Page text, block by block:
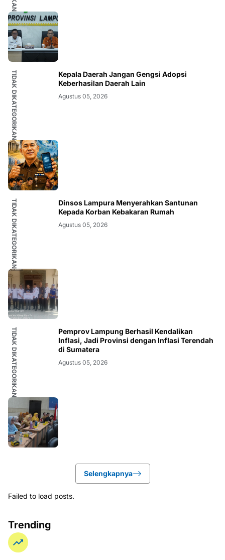
TIDAK DIKATEGORIKAN
Kepala Daerah Jangan Gengsi Adopsi
Keberhasilan Daerah Lain
Agustus 05, 2026
TIDAK DIKATEGORIKAN
Dinsos Lampura Menyerahkan Santunan
Kepada Korban Kebakaran Rumah
Agustus 05, 2026
TIDAK DIKATEGORIKAN
Pemprov Lampung Berhasil Kendalikan
Inflasi, Jadi Provinsi dengan Inflasi Terendah
di Sumatera
Agustus 05, 2026
Selengkapnya
Failed to load posts.
Trending